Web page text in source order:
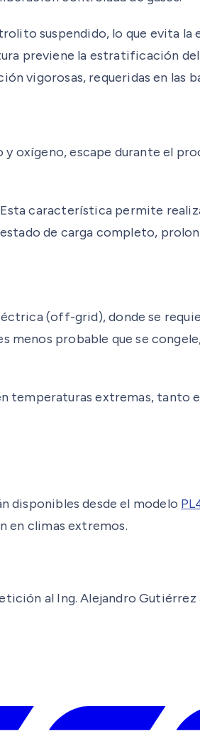
suspendido, lo que evita la
previene la estratificación
vigorosas, requeridas en
oxígeno, escape durante el
característica permite
de carga completo,
(off-grid), donde se
probable que se
temperaturas extremas,
disponibles desde el modelo
en climas extremos.
al Ing. Alejandro